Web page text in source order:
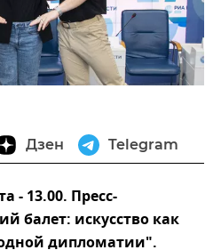
Дзен Telegram
- 13.00. Пресс-
балет: искусство как
дипломатии".